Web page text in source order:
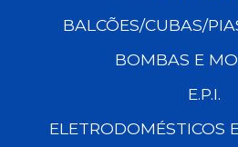
BALCÕES/CUBAS/
BOMBAS E
E.P.I.
ELETRODOMÉSTICOS